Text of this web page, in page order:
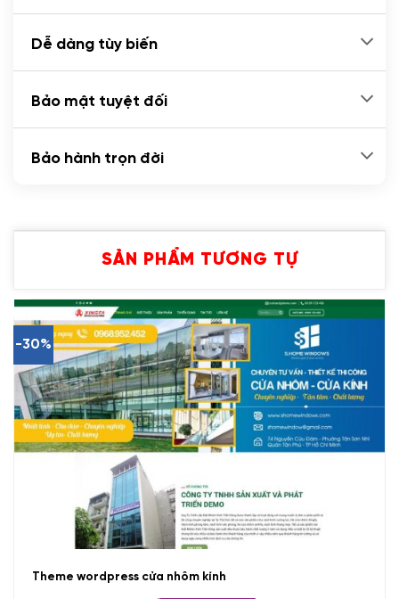
Dễ dàng tùy biến
Bảo mật tuyệt đối
Bảo hành trọn đời
SẢN PHẨM TƯƠNG TỰ
-30%
Theme wordpress cửa nhôm kính